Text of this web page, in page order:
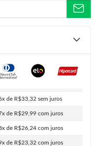
de R$33,32 sem juros
de R$29,99 com juros
de R$26,24 com juros
de R$23,32 com juros